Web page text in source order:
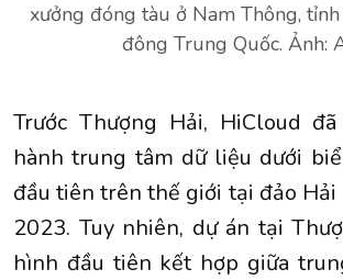
xưởng đóng tàu ở Nam Thông,
đông Trung Quốc. Ảnh:
Trước Thượng Hải, HiCloud
hành trung tâm dữ liệu dưới
đầu tiên trên thế giới tại đảo Hải
2023. Tuy nhiên, dự án tại
hình đầu tiên kết hợp giữa